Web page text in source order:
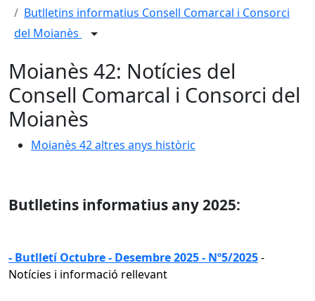
Butlletins informatius Consell Comarcal i Consorci
del Moianès
Moianès 42: Notícies del
Consell Comarcal i Consorci del
Moianès
Moianès 42 altres anys històric
Butlletins informatius any 2025:
- Butlletí Octubre - Desembre 2025 - Nº5/2025-
Notícies i informació rellevant